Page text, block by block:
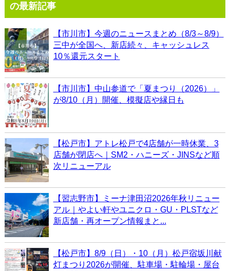
の最新記事
【市川市】今週のニュースまとめ（8/3～8/9）
三中が全国へ、新店続々、キャッシュレス
10％還元スタート
【市川市】中山参道で「夏まつり（2026）」
が8/10（月）開催、模擬店や縁日も
【松戸市】アトレ松戸で4店舗が一時休業、3
店舗が閉店へ｜SM2・ハニーズ・JINSなど順
次リニューアル
【習志野市】ミーナ津田沼2026年秋リニュー
アル｜やよい軒やユニクロ・GU・PLSTなど
新店舗・再オープン情報まと...
【松戸市】8/9（日）・10（月）松戸宿坂川献
灯まつり2026が開催、駐車場・駐輪場・屋台